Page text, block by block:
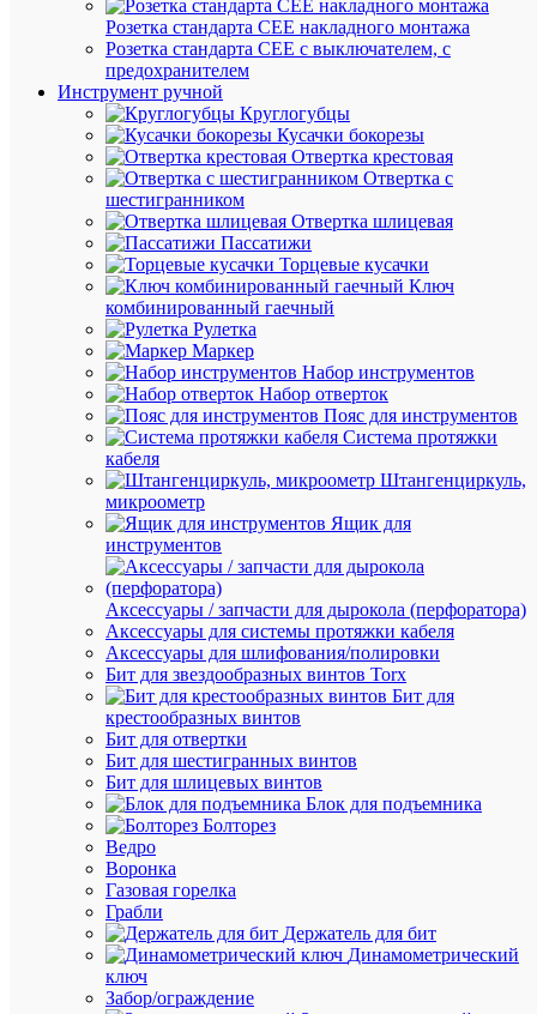
Розетка стандарта СЕЕ накладного монтажа
Розетка стандарта СЕЕ с выключателем, с
предохранителем
Инструмент ручной
Круглогубцы
Кусачки бокорезы
Отвертка крестовая
Отвертка с
шестигранником
Отвертка шлицевая
Пассатижи
Торцевые кусачки
Ключ
комбинированный гаечный
Рулетка
Маркер
Набор инструментов
Набор отверток
Пояс для инструментов
Система протяжки
кабеля
Штангенциркуль,
микроометр
Ящик для
инструментов
Аксессуары / запчасти для дырокола (перфоратора)
Аксессуары для системы протяжки кабеля
Аксессуары для шлифования/полировки
Бит для звездообразных винтов Torx
Бит для
крестообразных винтов
Бит для отвертки
Бит для шестигранных винтов
Бит для шлицевых винтов
Блок для подъемника
Болторез
Ведро
Воронка
Газовая горелка
Грабли
Держатель для бит
Динамометрический
ключ
Забор/ограждение
шт.)
Артикул
В
знак
Rexant
56-